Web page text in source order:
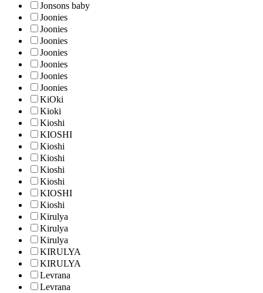
Jonsons baby
Joonies
Joonies
Joonies
Joonies
Joonies
Joonies
Joonies
KiOki
Kioki
Kioshi
KIOSHI
Kioshi
Kioshi
Kioshi
Kioshi
KIOSHI
Kioshi
Kirulya
Kirulya
Kirulya
KIRULYA
KIRULYA
Levrana
Levrana